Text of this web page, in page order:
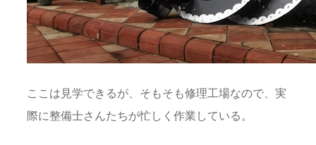
ここは見学できるが、そもそも修理工場なので、実
際に整備士さんたちが忙しく作業している。